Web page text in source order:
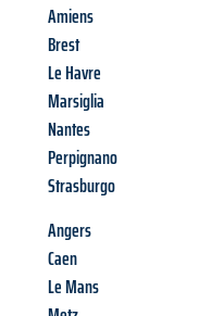
Amiens
Brest
Le Havre
Marsiglia
Nantes
Perpignano
Strasburgo
Angers
Caen
Le Mans